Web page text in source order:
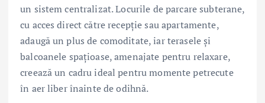
un sistem centralizat. Locurile de parcare subterane,
cu acces direct către recepție sau apartamente,
adaugă un plus de comoditate, iar terasele și
balcoanele spațioase, amenajate pentru relaxare,
creează un cadru ideal pentru momente petrecute
în aer liber înainte de odihnă.